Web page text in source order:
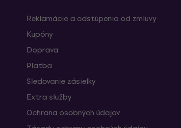
Reklamácie a odstúpenia od zmluvy
Kupóny
Doprava
Platba
Sledovanie zásielky
Extra služby
Ochrana osobných údajov